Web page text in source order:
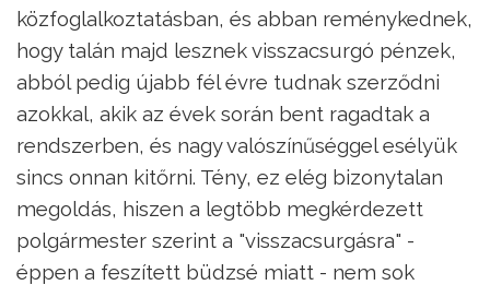
közfoglalkoztatásban, és abban reménykednek,
hogy talán majd lesznek visszacsurgó pénzek,
abból pedig újabb fél évre tudnak szerződni
azokkal, akik az évek során bent ragadtak a
rendszerben, és nagy valószínűséggel esélyük
sincs onnan kitőrni. Tény, ez elég bizonytalan
megoldás, hiszen a legtöbb megkérdezett
polgármester szerint a "visszacsurgásra" -
éppen a feszített büdzsé miatt - nem sok